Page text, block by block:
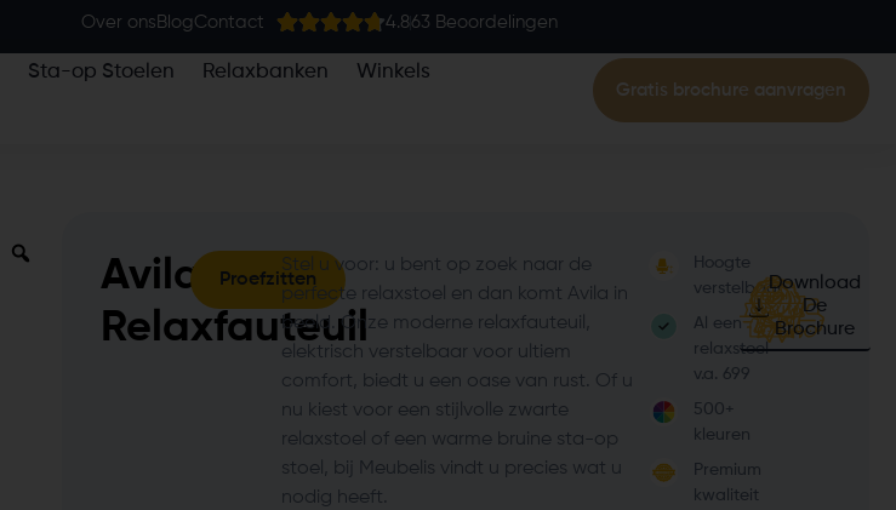
Over ons Blog Contact 4.863 Beoordelingen
Sta-op Stoelen Relaxbanken Winkels
Gratis brochure aanvragen
Avila
Relaxfauteuil
Proefzitten
Stel u voor: u bent op zoek naar de
perfecte relaxstoel en dan komt Avila in
beeld. Onze moderne relaxfauteuil,
elektrisch verstelbaar voor ultiem
comfort, biedt u een oase van rust. Of u
nu kiest voor een stijlvolle zwarte
relaxstoel of een warme bruine sta-op
stoel, bij Meubelis vindt u precies wat u
nodig heeft.
Hoogte
verstelbaar
Al een
relaxstoel
v.a. 699
500+
kleuren
Premium
kwaliteit
Download
De
Brochure